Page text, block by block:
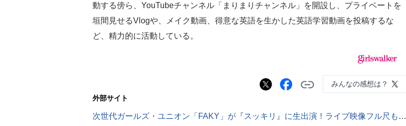
動する傍ら、YouTubeチャンネル「まりまりチャンネル」を開設し、プライベートを
垣間見せるVlogや、メイク動画、得意な英語を生かした英語学習動画を投稿するな
ど、精力的に活動している。
みんなの感想は？
外部サイト
次世代ガールズ・ユニオン「FAKY」が『スッキリ』に生出演！ライブ映像フル尺も公開